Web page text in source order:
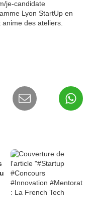
je-candidate
Lyon StartUp en
des ateliers.